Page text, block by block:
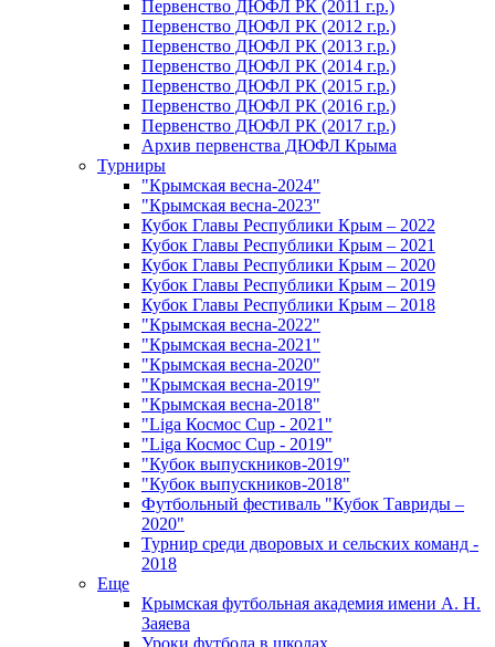
Первенство ДЮФЛ РК (2011 г.р.)
Первенство ДЮФЛ РК (2012 г.р.)
Первенство ДЮФЛ РК (2013 г.р.)
Первенство ДЮФЛ РК (2014 г.р.)
Первенство ДЮФЛ РК (2015 г.р.)
Первенство ДЮФЛ РК (2016 г.р.)
Первенство ДЮФЛ РК (2017 г.р.)
Архив первенства ДЮФЛ Крыма
Турниры
"Крымская весна-2024"
"Крымская весна-2023"
Кубок Главы Республики Крым – 2022
Кубок Главы Республики Крым – 2021
Кубок Главы Республики Крым – 2020
Кубок Главы Республики Крым – 2019
Кубок Главы Республики Крым – 2018
"Крымская весна-2022"
"Крымская весна-2021"
"Крымская весна-2020"
"Крымская весна-2019"
"Крымская весна-2018"
"Liga Космос Cup - 2021"
"Liga Космос Cup - 2019"
"Кубок выпускников-2019"
"Кубок выпускников-2018"
Футбольный фестиваль "Кубок Тавриды –
2020"
Турнир среди дворовых и сельских команд -
2018
Еще
Крымская футбольная академия имени А. Н.
Заяева
Уроки футбола в школах